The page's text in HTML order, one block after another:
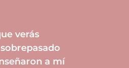
verás
a mí